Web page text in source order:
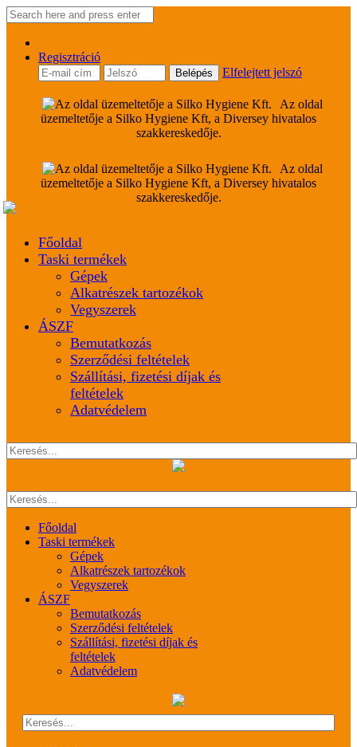
Regisztráció
Elfelejtett jelszó
Az oldal
üzemeltetője a Silko Hygiene Kft, a Diversey hivatalos
szakkereskedője.
Az oldal
üzemeltetője a Silko Hygiene Kft, a Diversey hivatalos
szakkereskedője.
Főoldal
Taski termékek
Gépek
Alkatrészek tartozékok
Vegyszerek
ÁSZF
Bemutatkozás
Szerződési feltételek
Szállítási, fizetési díjak és
feltételek
Adatvédelem
Főoldal
Taski termékek
Gépek
Alkatrészek tartozékok
Vegyszerek
ÁSZF
Bemutatkozás
Szerződési feltételek
Szállítási, fizetési díjak és
feltételek
Adatvédelem